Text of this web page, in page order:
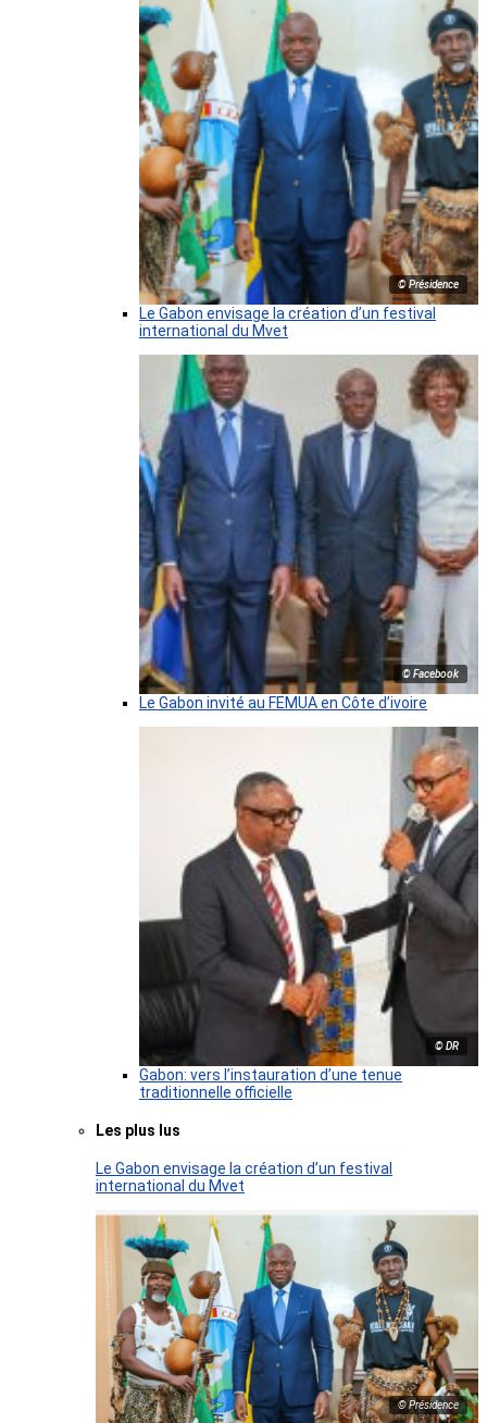
© Présidence
Le Gabon envisage la création d’un festival
international du Mvet
© Facebook
Le Gabon invité au FEMUA en Côte d’ivoire
© DR
Gabon: vers l’instauration d’une tenue
traditionnelle officielle
Les plus lus
Le Gabon envisage la création d’un festival
international du Mvet
© Présidence